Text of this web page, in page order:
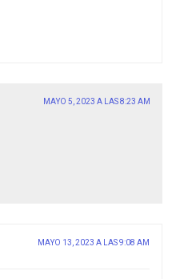
MAYO 5, 2023 A LAS 8:23 AM
MAYO 13, 2023 A LAS 9:08 AM